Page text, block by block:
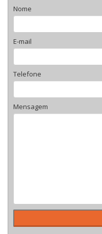
Nome
E-mail
Telefone
Mensagem